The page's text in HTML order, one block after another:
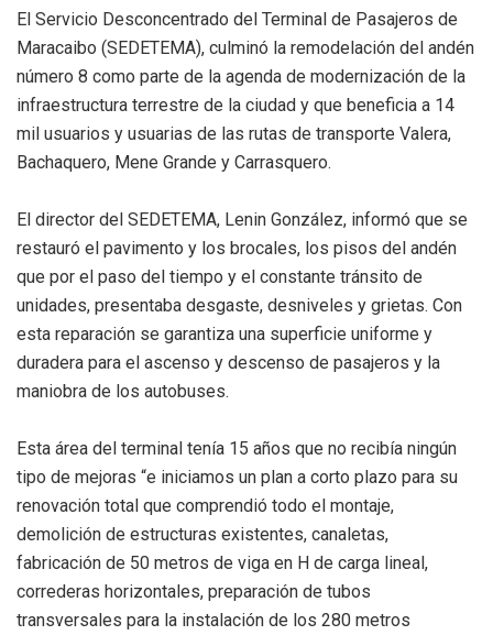
El Servicio Desconcentrado del Terminal de Pasajeros de
Maracaibo (SEDETEMA), culminó la remodelación del andén
número 8 como parte de la agenda de modernización de la
infraestructura terrestre de la ciudad y que beneficia a 14
mil usuarios y usuarias de las rutas de transporte Valera,
Bachaquero, Mene Grande y Carrasquero.
El director del SEDETEMA, Lenin González, informó que se
restauró el pavimento y los brocales, los pisos del andén
que por el paso del tiempo y el constante tránsito de
unidades, presentaba desgaste, desniveles y grietas. Con
esta reparación se garantiza una superficie uniforme y
duradera para el ascenso y descenso de pasajeros y la
maniobra de los autobuses.
Esta área del terminal tenía 15 años que no recibía ningún
tipo de mejoras “e iniciamos un plan a corto plazo para su
renovación total que comprendió todo el montaje,
demolición de estructuras existentes, canaletas,
fabricación de 50 metros de viga en H de carga lineal,
correderas horizontales, preparación de tubos
transversales para la instalación de los 280 metros